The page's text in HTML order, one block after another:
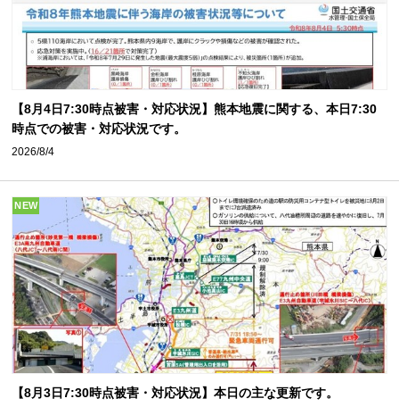
【8月4日7:30時点被害・対応状況】熊本地震に関する、本日7:30
時点での被害・対応状況です。
2026/8/4
NEW
【8月3日7:30時点被害・対応状況】本日の主な更新です。